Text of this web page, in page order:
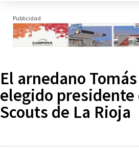
Publicidad
El arnedano
elegido presidente
Scouts de La Rioja